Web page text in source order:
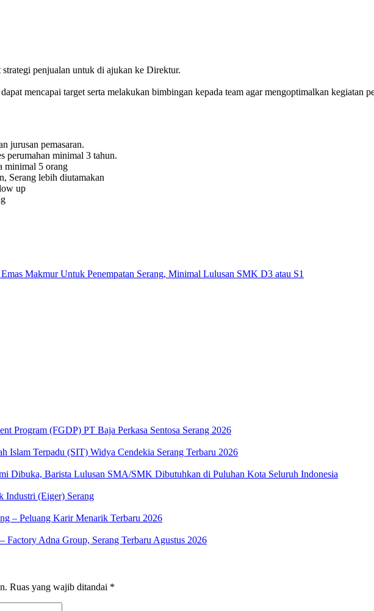
penjualan untuk di ajukan ke Direktur.
mencapai target serta melakukan bimbingan kepada team agar mengoptimalkan kegiatan
jurusan pemasaran.
perumahan minimal 3 tahun.
minimal 5 orang
Serang lebih diutamakan
up
Makmur Untuk Penempatan Serang, Minimal Lulusan SMK D3 atau S1
Program (FGDP) PT Baja Perkasa Sentosa Serang 2026
Islam Terpadu (SIT) Widya Cendekia Serang Terbaru 2026
Dibuka, Barista Lulusan SMA/SMK Dibutuhkan di Puluhan Kota Seluruh Indonesia
Industri (Eiger) Serang
– Peluang Karir Menarik Terbaru 2026
Adna Group, Serang Terbaru Agustus 2026
Ruas yang wajib ditandai *